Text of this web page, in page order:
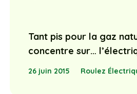
Tant pis pour la gaz
concentre sur…
26 juin 2015 Roulez